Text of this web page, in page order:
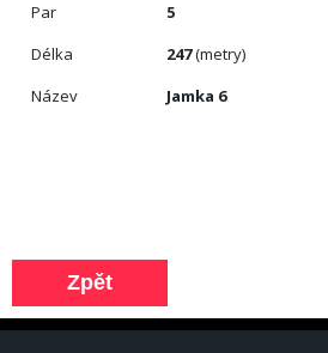
Par
5
Délka
247(metry)
Název
Jamka 6